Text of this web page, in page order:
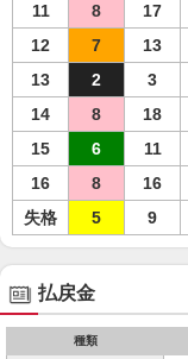
11
8 17
12
7 13
13
2 3
14
8 18
15
6 11
16
8 16
失格
5 9
払戻金
種類